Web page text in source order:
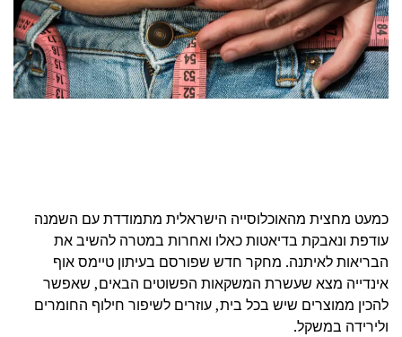
כמעט מחצית מהאוכלוסייה הישראלית מתמודדת עם השמנה
עודפת ונאבקת בדיאטות כאלו ואחרות במטרה להשיב את
הבריאות לאיתנה. מחקר חדש שפורסם בעיתון טיימס אוף
אינדייה מצא שעשרת המשקאות הפשוטים הבאים, שאפשר
להכין ממוצרים שיש בכל בית, עוזרים לשיפור חילוף החומרים
ולירידה במשקל.